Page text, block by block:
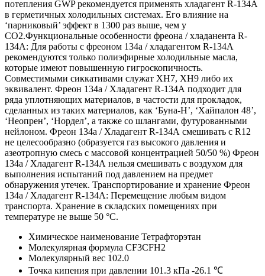
потепления GWP рекомендуется применять хладагент R-134А
в герметичных холодильных системах. Его влияние на
‘парниковый’ эффект в 1300 раз выше, чем у
СО2.Функциональные особенности фреона / хладанента R-
134А: Для работы с фреоном 134а / хладагентом R-134А
рекомендуются только полиэфирные холодильные масла,
которые имеют повышенную гигроскопичность.
Совместимыми сиккативами служат ХН7, ХН9 либо их
эквивалент. Фреон 134а / Хладагент R-134А подходит для
ряда уплотняющих материалов, в частости для прокладок,
сделанных из таких материалов, как ‘Буна-Н’, ‘Хайпалон 48’,
‘Неопрен’, ‘Нордел’, а также со шлангами, футурованными
нейлоном. Фреон 134а / Хладагент R-134А смешивать с R12
не целесообразно (образуется газ высокого давления и
азеотропную смесь с массовой концентрацией 50/50 %) Фреон
134а / Хладагент R-134А нельзя смешивать с воздухом для
выполнения испытаний под давлением на предмет
обнаружения утечек. Транспортирование и хранение Фреон
134а / Хладагент R-134А: Перемещение любым видом
транспорта. Хранение в складских помещениях при
температуре не выше 50 °С.
Химическое наименование Тетрафторэтан
Молекулярная формула CF3CFH2
Молекулярный вес 102.0
Точка кипения при давлении 101.3 кПа -26.1 ℃